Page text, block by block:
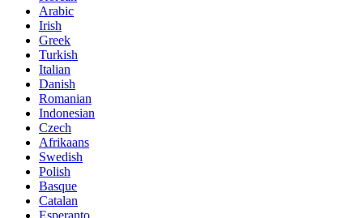
Arabic
Irish
Greek
Turkish
Italian
Danish
Romanian
Indonesian
Czech
Afrikaans
Swedish
Polish
Basque
Catalan